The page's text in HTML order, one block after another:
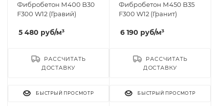
Фибробетон М400 B30
F300 W12 (Гравий)
5 480 руб/м³
РАССЧИТАТЬ
ДОСТАВКУ
БЫСТРЫЙ ПРОСМОТР
Фибробетон М450 B35
F300 W12 (Гранит)
6 190 руб/м³
РАССЧИТАТЬ
ДОСТАВКУ
БЫСТРЫЙ ПРОСМОТР